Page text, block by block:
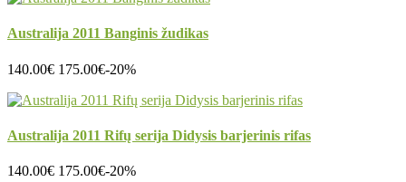
Australija 2011 Banginis žudikas
140.00€ 175.00€-20%
Australija 2011 Rifų serija Didysis barjerinis rifas
140.00€ 175.00€-20%